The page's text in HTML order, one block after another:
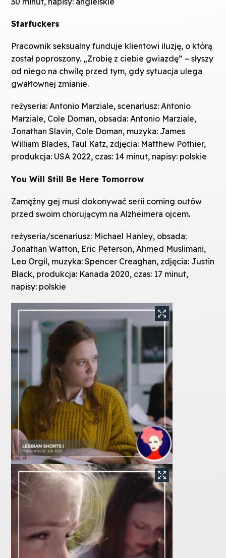
Starfuckers
Pracownik seksualny funduje klientowi iluzję, o którą
został poproszony. „Zrobię z ciebie gwiazdę” – słyszy
od niego na chwilę przed tym, gdy sytuacja ulega
gwałtownej zmianie.
reżyseria: Antonio Marziale, scenariusz: Antonio
Marziale, Cole Doman, obsada: Antonio Marziale,
Jonathan Slavin, Cole Doman, muzyka: James
William Blades, Taul Katz, zdjęcia: Matthew Pothier,
produkcja: USA 2022, czas: 14 minut, napisy: polskie
You Will Still Be Here Tomorrow
Zamężny gej musi dokonywać serii coming outów
przed swoim chorującym na Alzheimera ojcem.
reżyseria/scenariusz: Michael Hanley, obsada:
Jonathan Watton, Eric Peterson, Ahmed Muslimani,
Leo Orgil, muzyka: Spencer Creaghan, zdjęcia: Justin
Black, produkcja: Kanada 2020, czas: 17 minut,
napisy: polskie